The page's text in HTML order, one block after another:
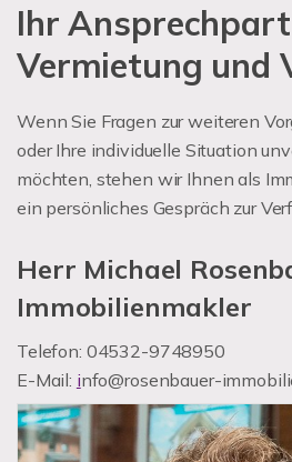
Ihr
Vermietung und
Wenn Sie Fragen zur weiteren
oder Ihre individuelle Situation
möchten, stehen wir Ihnen als
ein persönliches Gespräch zur
Herr Michael
Immobilienmakler
Telefon: 04532-9748950
E-Mail: info@rosenbauer-